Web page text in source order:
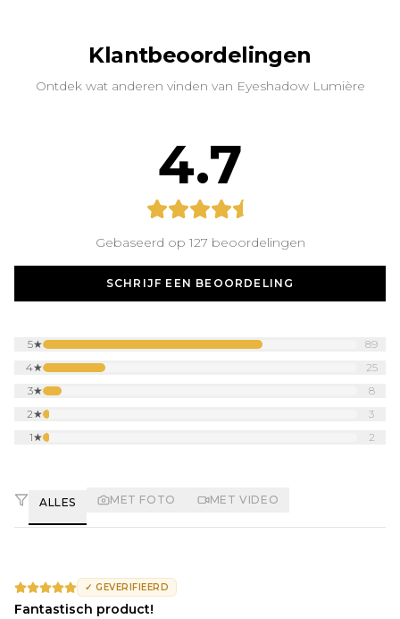
Klantbeoordelingen
Ontdek wat anderen vinden van Eyeshadow Lumière
4.7
Gebaseerd op 127 beoordelingen
SCHRIJF EEN BEOORDELING
5★
89
4★
25
3★
8
2★
3
1★ 2
ALLES MET FOTO MET VIDEO
✓ GEVERIFIEERD
Fantastisch product!